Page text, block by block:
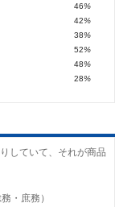
46%
42%
38%
52%
48%
28%
していて、それが商品
・庶務）